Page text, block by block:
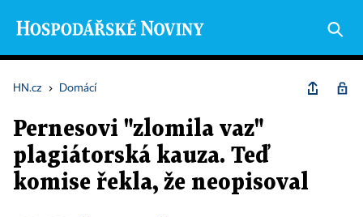
HN.cz › Domácí
Pernesovi "zlomila vaz"
plagiátorská kauza. Teď
komise řekla, že neopisoval